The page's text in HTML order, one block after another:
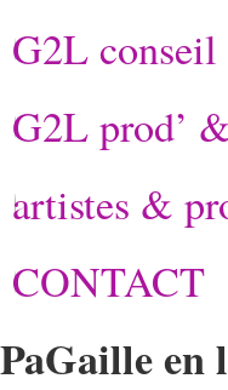
G2L
G2L prod’
artistes &
CONTACT
PaGaille en